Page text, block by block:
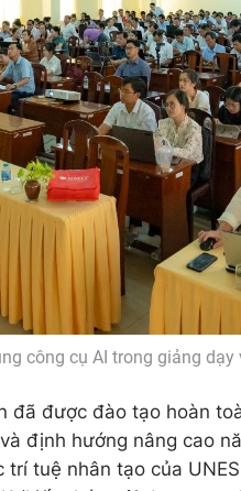
công cụ AI trong giảng
đã được đào tạo hoàn
định hướng nâng cao
trí tuệ nhân tạo của